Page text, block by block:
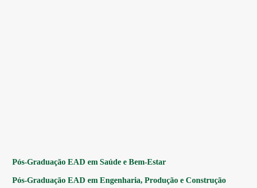
Pós-Graduação EAD em Saúde e Bem-Estar
Pós-Graduação EAD em Engenharia, Produção e Construção